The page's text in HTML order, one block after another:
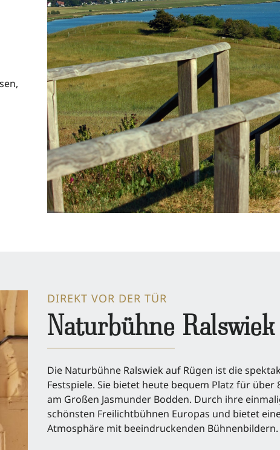
DIREKT VOR DER TÜR
Naturbühne Ralswiek
Die Naturbühne Ralswiek auf Rügen ist die
Festspiele. Sie bietet heute bequem Platz für
am Großen Jasmunder Bodden. Durch ihre
schönsten Freilichtbühnen Europas und bietet
Atmosphäre mit beeindruckenden Bühnenbildern.